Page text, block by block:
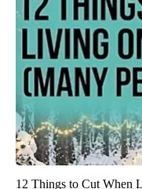
12 Things to Cut When